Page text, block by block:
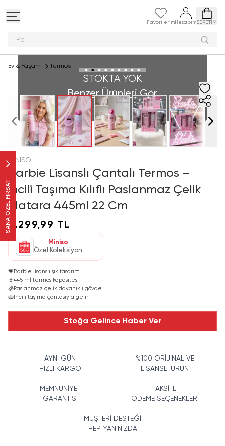
Favorilerim HesabımSEPETİM
Peluş
SANA ÖZEL FIRSAT
Ev & Yaşam Termos
STOKTA YOK
Benzer Ürünleri Gör
MINISO
Barbie Lisanslı Çantalı Termos –
İncili Taşıma Kılıflı Paslanmaz Çelik
Matara 445ml 22 Cm
2.299,99 TL
Miniso
Özel Koleksiyon
💗 Barbie lisanslı şık tasarım
🥤445 ml termos kapasitesi
🧊Paslanmaz çelik dayanıklı gövde
👜 İncili taşıma çantasıyla gelir
Stoğa Gelince Haber Ver
AYNI GÜN
HIZLI KARGO
%100 ORİJİNAL VE
LİSANSLI ÜRÜN
MEMNUNİYET
GARANTİSİ
TAKSİTLİ
ÖDEME SEÇENEKLERİ
MÜŞTERİ DESTEĞİ
HEP YANINIZDA